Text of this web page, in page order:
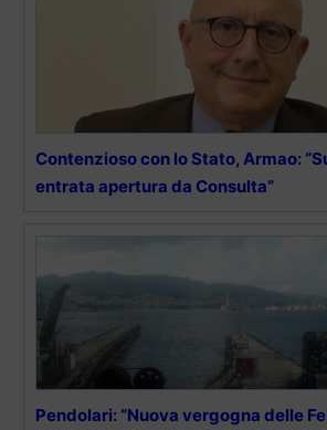
Contenzioso con lo Stato, Armao:
entrata apertura da Consulta”
Pendolari: “Nuova vergogna delle